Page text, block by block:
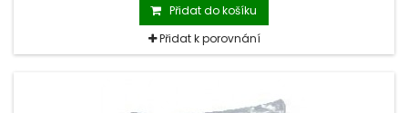
Přidat do košíku
Přidat k porovnání